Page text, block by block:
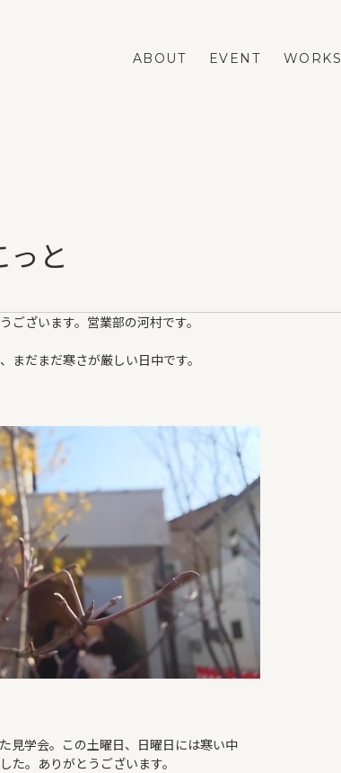
ABOUT EVENT WORKS
デザイン
ノベ
と
ございます。営業部の河村です。
まだまだ寒さが厳しい日中です。
見学会。この土曜日、日曜日には寒い中
た。ありがとうございます。